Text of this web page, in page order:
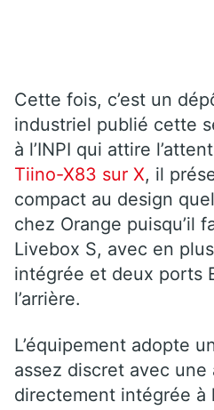
Cette fois, c’est un
industriel publié cette
à l’INPI qui attire
Tiino-X83 sur X, il
compact au design
chez Orange puisqu’il
Livebox S, avec en
intégrée et deux ports
l’arrière.
L’équipement adopte
assez discret avec une
directement intégrée à